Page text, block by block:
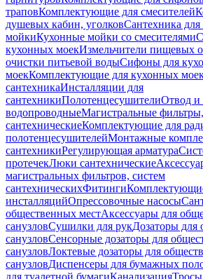
траповКомплектующие для смесителей
душевых кабин, уголковСантехника для
мойкиКухонные мойки со смесителями
кухонных моекИзмельчители пищевых
очистки питьевой водыСифоны для
моекКомплектующие для кухонных
сантехникаИнсталляции для
сантехникиПолотенцесушителиОтвод и
водопроводныеМагистральные
сантехническиеКомплектующие для
полотенцесушителейМонтажные
сантехникиРегулирующая арматура
протечекЛюки сантехнические
магистральных фильтров, систем
сантехническихФитинги
инсталляцийОпрессовочные насосы
общественных местАксессуары для
санузловСушилки для рукДозаторы для
санузловСенсорные дозаторы для
санузловЛоктевые дозаторы для
санузловДиспенсеры для бумажных
для туалетной бумагиКанализацияТросы